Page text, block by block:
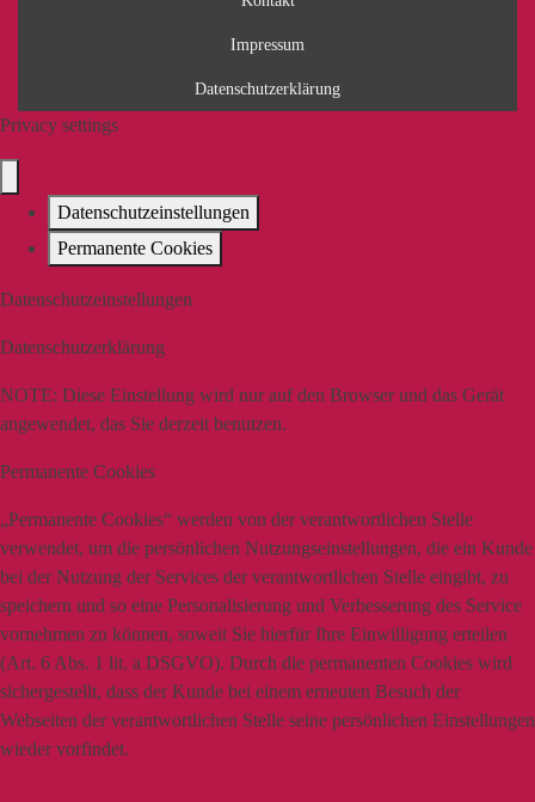
Impressum
Datenschutzerklärung
Privacy settings
Datenschutzeinstellungen
Permanente Cookies
Datenschutzeinstellungen
Datenschutzerklärung
NOTE: Diese Einstellung wird nur auf den Browser und das Gerät
angewendet, das Sie derzeit benutzen.
Permanente Cookies
„Permanente Cookies“ werden von der verantwortlichen Stelle
verwendet, um die persönlichen Nutzungseinstellungen, die ein Kunde
bei der Nutzung der Services der verantwortlichen Stelle eingibt, zu
speichern und so eine Personalisierung und Verbesserung des Service
vornehmen zu können, soweit Sie hierfür Ihre Einwilligung erteilen
(Art. 6 Abs. 1 lit. a DSGVO). Durch die permanenten Cookies wird
sichergestellt, dass der Kunde bei einem erneuten Besuch der
Webseiten der verantwortlichen Stelle seine persönlichen Einstellungen
wieder vorfindet.